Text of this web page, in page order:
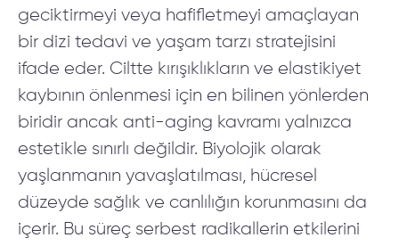
geciktirmeyi veya hafifletmeyi amaçlayan
bir dizi tedavi ve yaşam tarzı stratejisini
ifade eder. Ciltte kırışıklıkların ve elastikiyet
kaybının önlenmesi için en bilinen yönlerden
biridir ancak anti-aging kavramı yalnızca
estetikle sınırlı değildir. Biyolojik olarak
yaşlanmanın yavaşlatılması, hücresel
düzeyde sağlık ve canlılığın korunmasını da
içerir. Bu süreç serbest radikallerin etkilerini